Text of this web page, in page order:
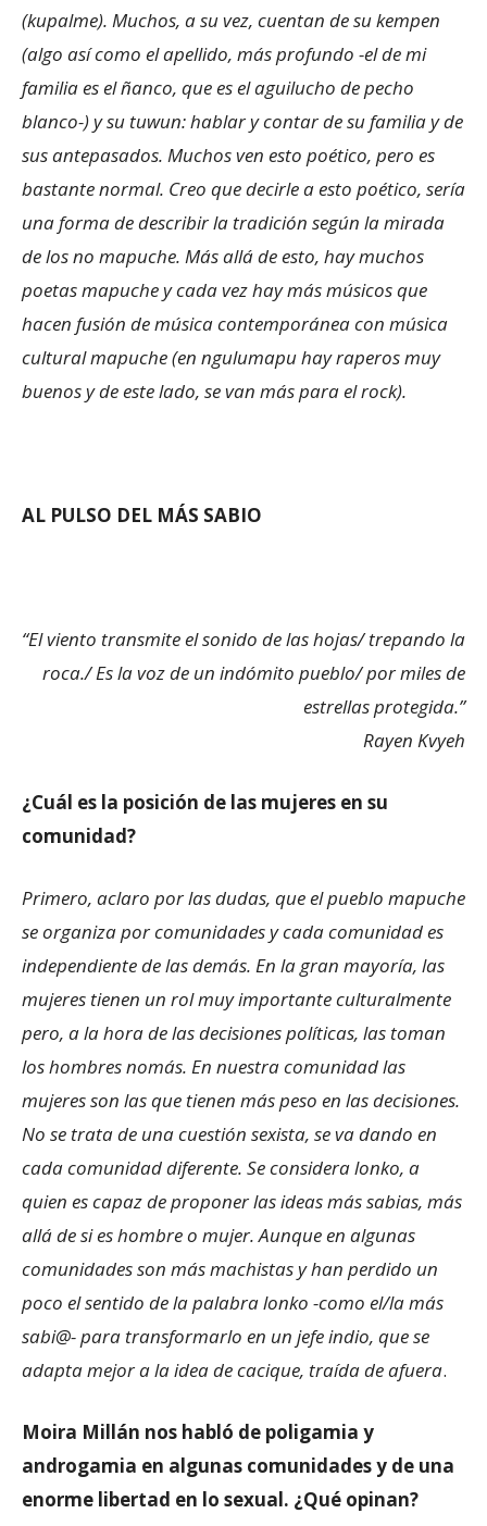
(kupalme). Muchos, a su vez, cuentan de su kempen
(algo así como el apellido, más profundo -el de mi
familia es el ñanco, que es el aguilucho de pecho
blanco-) y su tuwun: hablar y contar de su familia y de
sus antepasados. Muchos ven esto poético, pero es
bastante normal. Creo que decirle a esto poético, sería
una forma de describir la tradición según la mirada
de los no mapuche. Más allá de esto, hay muchos
poetas mapuche y cada vez hay más músicos que
hacen fusión de música contemporánea con música
cultural mapuche (en ngulumapu hay raperos muy
buenos y de este lado, se van más para el rock).
AL PULSO DEL MÁS SABIO
“El viento transmite el sonido de las hojas/ trepando la
roca./ Es la voz de un indómito pueblo/ por miles de
estrellas protegida.”
Rayen Kvyeh
¿Cuál es la posición de las mujeres en su
comunidad?
Primero, aclaro por las dudas, que el pueblo mapuche
se organiza por comunidades y cada comunidad es
independiente de las demás. En la gran mayoría, las
mujeres tienen un rol muy importante culturalmente
pero, a la hora de las decisiones políticas, las toman
los hombres nomás. En nuestra comunidad las
mujeres son las que tienen más peso en las decisiones.
No se trata de una cuestión sexista, se va dando en
cada comunidad diferente. Se considera lonko, a
quien es capaz de proponer las ideas más sabias, más
allá de si es hombre o mujer. Aunque en algunas
comunidades son más machistas y han perdido un
poco el sentido de la palabra lonko -como el/la más
sabi@- para transformarlo en un jefe indio, que se
adapta mejor a la idea de cacique, traída de afuera.
Moira Millán nos habló de poligamia y
androgamia en algunas comunidades y de una
enorme libertad en lo sexual. ¿Qué opinan?